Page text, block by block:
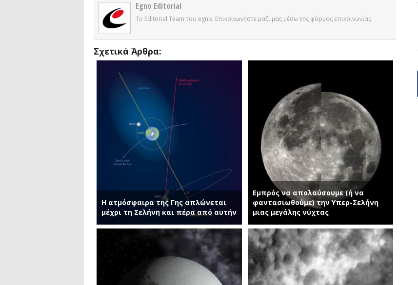
Egno Editorial
Το Editorial Team του egno. Επικοινωνήστε μαζί μας μέσω της φόρμας επικοινωνίας.
Σχετικά Άρθρα:
Η ατμόσφαιρα της Γης απλώνεται
μέχρι τη Σελήνη και πέρα από αυτήν
Εμπρός να απολαύσουμε (ή να
φαντασιωθούμε) την Υπερ-Σελήνη
μιας μεγάλης νύχτας